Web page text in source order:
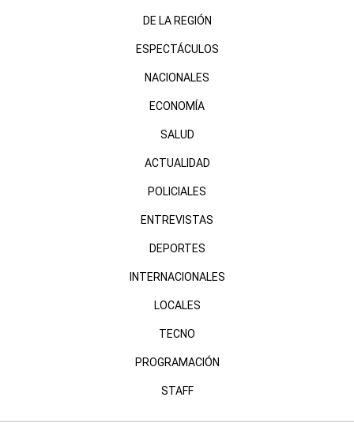
DE LA REGIÓN
ESPECTÁCULOS
NACIONALES
ECONOMÍA
SALUD
ACTUALIDAD
POLICIALES
ENTREVISTAS
DEPORTES
INTERNACIONALES
LOCALES
TECNO
PROGRAMACIÓN
STAFF